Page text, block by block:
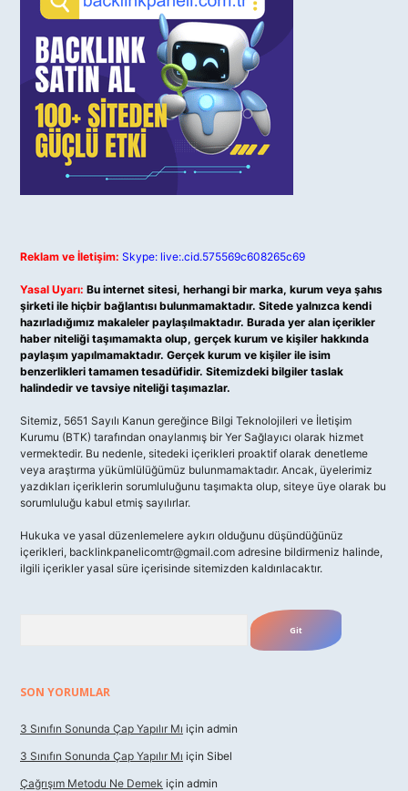
Reklam ve İletişim: Skype: live:.cid.575569c608265c69
Yasal Uyarı: Bu internet sitesi, herhangi bir marka, kurum veya şahıs
şirketi ile hiçbir bağlantısı bulunmamaktadır. Sitede yalnızca kendi
hazırladığımız makaleler paylaşılmaktadır. Burada yer alan içerikler
haber niteliği taşımamakta olup, gerçek kurum ve kişiler hakkında
paylaşım yapılmamaktadır. Gerçek kurum ve kişiler ile isim
benzerlikleri tamamen tesadüfidir. Sitemizdeki bilgiler taslak
halindedir ve tavsiye niteliği taşımazlar.
Sitemiz, 5651 Sayılı Kanun gereğince Bilgi Teknolojileri ve İletişim
Kurumu (BTK) tarafından onaylanmış bir Yer Sağlayıcı olarak hizmet
vermektedir. Bu nedenle, sitedeki içerikleri proaktif olarak denetleme
veya araştırma yükümlülüğümüz bulunmamaktadır. Ancak, üyelerimiz
yazdıkları içeriklerin sorumluluğunu taşımakta olup, siteye üye olarak bu
sorumluluğu kabul etmiş sayılırlar.
Hukuka ve yasal düzenlemelere aykırı olduğunu düşündüğünüz
içerikleri, backlinkpanelicomtr@gmail.com adresine bildirmeniz halinde,
ilgili içerikler yasal süre içerisinde sitemizden kaldırılacaktır.
SON YORUMLAR
3 Sınıfın Sonunda Çap Yapılır Mı için admin
3 Sınıfın Sonunda Çap Yapılır Mı için Sibel
Çağrışım Metodu Ne Demek için admin